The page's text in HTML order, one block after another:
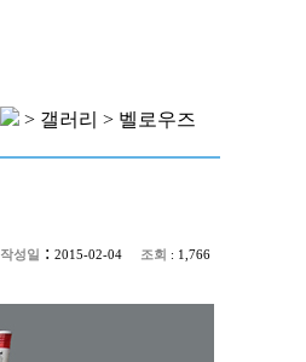
> 갤러리 > 벨로우즈
작성일 : 2015-02-04 조회 : 1,766